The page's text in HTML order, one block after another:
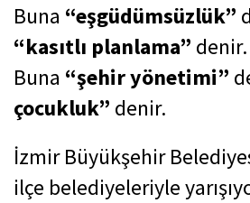
Buna “eşgüdümsüzlük”
“kasıtlı planlama” denir.
Buna “şehir yönetimi”
çocukluk” denir.
İzmir Büyükşehir
ilçe belediyeleriyle